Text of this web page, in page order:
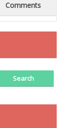
Comments